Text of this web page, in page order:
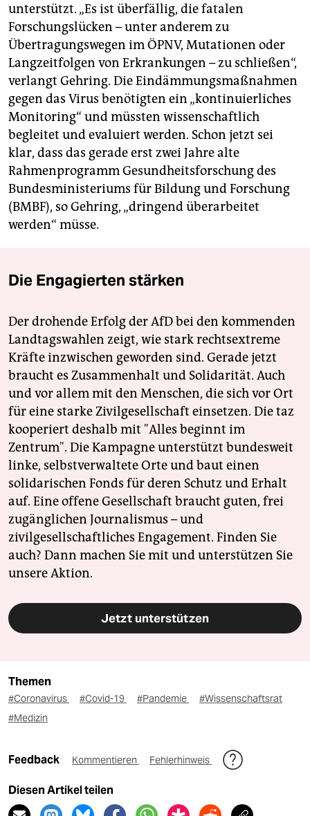
unterstützt. „Es ist überfällig, die fatalen
Forschungslücken – unter anderem zu
Übertragungswegen im ÖPNV, Mutationen oder
Langzeitfolgen von Erkrankungen – zu schließen“,
verlangt Gehring. Die Eindämmungsmaßnahmen
gegen das Virus benötigten ein „kontinuierliches
Monitoring“ und müssten wissenschaftlich
begleitet und evaluiert werden. Schon jetzt sei
klar, dass das gerade erst zwei Jahre alte
Rahmenprogramm Gesundheitsforschung des
Bundesministeriums für Bildung und Forschung
(BMBF), so Gehring, „dringend überarbeitet
werden“ müsse.
Die Engagierten stärken
Der drohende Erfolg der AfD bei den kommenden
Landtagswahlen zeigt, wie stark rechtsextreme
Kräfte inzwischen geworden sind. Gerade jetzt
braucht es Zusammenhalt und Solidarität. Auch
und vor allem mit den Menschen, die sich vor Ort
für eine starke Zivilgesellschaft einsetzen. Die taz
kooperiert deshalb mit "Alles beginnt im
Zentrum". Die Kampagne unterstützt bundesweit
linke, selbstverwaltete Orte und baut einen
solidarischen Fonds für deren Schutz und Erhalt
auf. Eine offene Gesellschaft braucht guten, frei
zugänglichen Journalismus – und
zivilgesellschaftliches Engagement. Finden Sie
auch? Dann machen Sie mit und unterstützen Sie
unsere Aktion.
Jetzt unterstützen
Themen
#Coronavirus #Covid-19 #Pandemie
#Wissenschaftsrat
#Medizin
Feedback Kommentieren Fehlerhinweis
Diesen Artikel teilen